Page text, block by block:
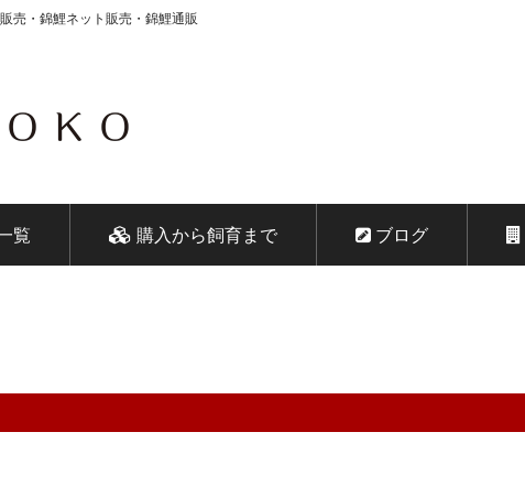
売・錦鯉ネット販売・錦鯉通販
会社 鱗～うろこ～
覧 購入から飼育まで ブログ